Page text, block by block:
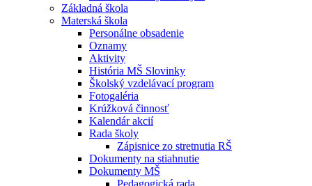
Základná škola
Materská škola
Personálne obsadenie
Oznamy
Aktivity
História MŠ Slovinky
Školský vzdelávací program
Fotogaléria
Krúžková činnosť
Kalendár akcií
Rada školy
Zápisnice zo stretnutia RŠ
Dokumenty na stiahnutie
Dokumenty MŠ
Pedagogická rada